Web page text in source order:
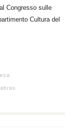
Congresso sulle
Cultura del